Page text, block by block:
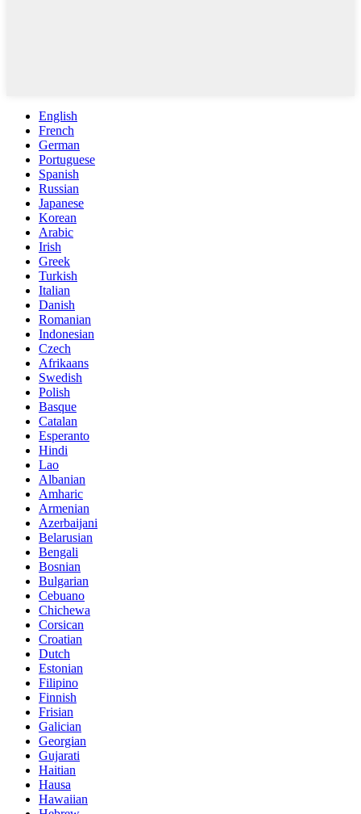
English
French
German
Portuguese
Spanish
Russian
Japanese
Korean
Arabic
Irish
Greek
Turkish
Italian
Danish
Romanian
Indonesian
Czech
Afrikaans
Swedish
Polish
Basque
Catalan
Esperanto
Hindi
Lao
Albanian
Amharic
Armenian
Azerbaijani
Belarusian
Bengali
Bosnian
Bulgarian
Cebuano
Chichewa
Corsican
Croatian
Dutch
Estonian
Filipino
Finnish
Frisian
Galician
Georgian
Gujarati
Haitian
Hausa
Hawaiian